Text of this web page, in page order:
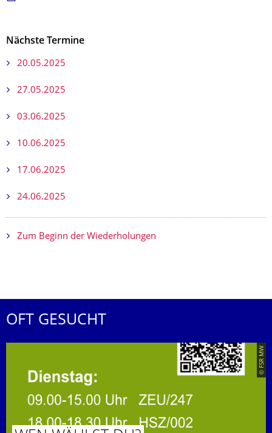
Nächste Termine
20.05.2025
27.05.2025
03.06.2025
10.06.2025
17.06.2025
24.06.2025
Zum Beginn der Wiederholungen
OFT GESUCHT
© FSR MW